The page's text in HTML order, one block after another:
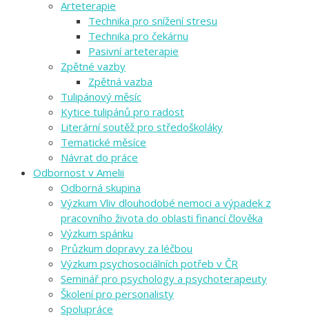
Arteterapie
Technika pro snížení stresu
Technika pro čekárnu
Pasivní arteterapie
Zpětné vazby
Zpětná vazba
Tulipánový měsíc
Kytice tulipánů pro radost
Literární soutěž pro středoškoláky
Tematické měsíce
Návrat do práce
Odbornost v Amelii
Odborná skupina
Výzkum Vliv dlouhodobé nemoci a výpadek z
pracovního života do oblasti financí člověka
Výzkum spánku
Průzkum dopravy za léčbou
Výzkum psychosociálních potřeb v ČR
Seminář pro psychology a psychoterapeuty
Školení pro personalisty
Spolupráce